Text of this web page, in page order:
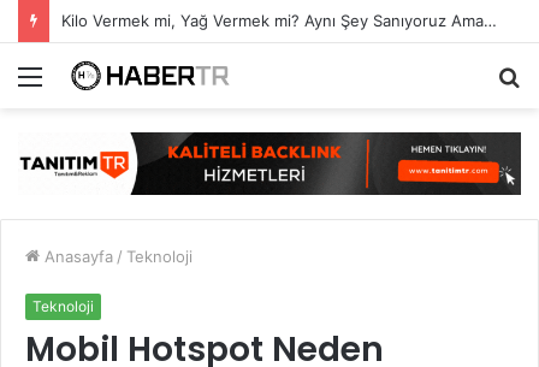
Kilo Vermek mi, Yağ Vermek mi? Aynı Şey Sanıyoruz Ama Değil!
Menü
Anasayfa / Teknoloji
Teknoloji
Mobil Hotspot Neden